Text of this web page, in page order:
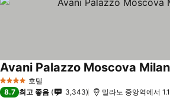
4 성급 호텔
Avani Palazzo Moscova
8.7 최고 좋음 3,343 밀라노 중앙역에서